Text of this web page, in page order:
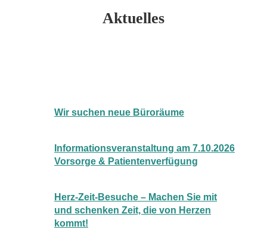
Aktuelles
Wir suchen neue Büroräume
Informationsveranstaltung am 7.10.2026
Vorsorge & Patientenverfügung
Herz-Zeit-Besuche – Machen Sie mit
und schenken Zeit, die von Herzen
kommt!